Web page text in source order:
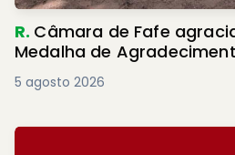
R. Câmara de Fafe
Medalha de
5 agosto 2026